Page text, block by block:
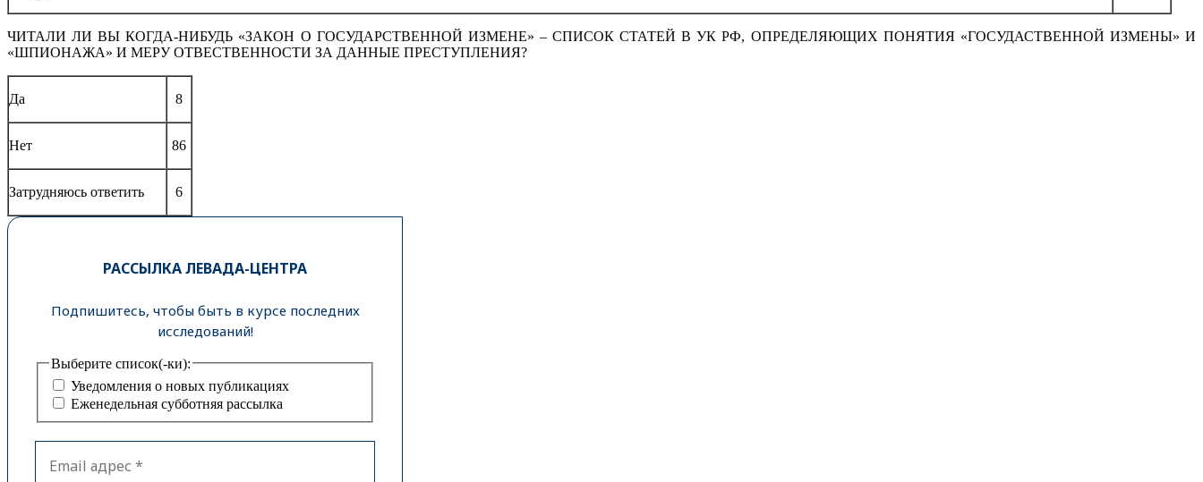
ЧИТАЛИ ЛИ ВЫ КОГДА-НИБУДЬ «ЗАКОН О ГОСУДАРСТВЕННОЙ ИЗМЕНЕ» – СПИСОК СТАТЕЙ В УК РФ, ОПРЕДЕЛЯЮЩИХ ПОНЯТИЯ «ГОСУДАСТВЕННОЙ ИЗМЕНЫ» И
«ШПИОНАЖА» И МЕРУ ОТВЕСТВЕННОСТИ ЗА ДАННЫЕ ПРЕСТУПЛЕНИЯ?
Да 8
Нет 86
Затрудняюсь ответить 6
РАССЫЛКА ЛЕВАДА-ЦЕНТРА
Подпишитесь, чтобы быть в курсе последних
исследований!
Выберите список(-ки):
Уведомления о новых публикациях
Еженедельная субботняя рассылка